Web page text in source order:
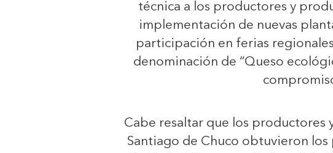
técnica a los productores y
implementación de nuevas
participación en ferias
denominación de “Queso
Cabe resaltar que los productores
Santiago de Chuco obtuvieron los